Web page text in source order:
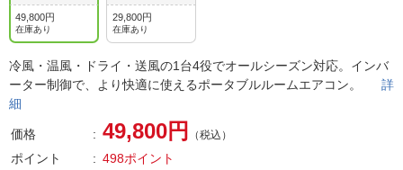
49,800円
在庫あり
29,800円
在庫あり
冷風・温風・ドライ・送風の1台4役でオールシーズン対応。インバ
ーター制御で、より快適に使えるポータブルルームエアコン。 詳
細
価格 49,800円 （税込）
ポイント 498ポイント